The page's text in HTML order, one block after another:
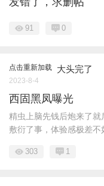
91 0
点击重新加载 大头完了
2023-8-4
西固黑凤曝光
精虫上脑先钱后炮来了
敷衍了事，体验感极差不
303 1